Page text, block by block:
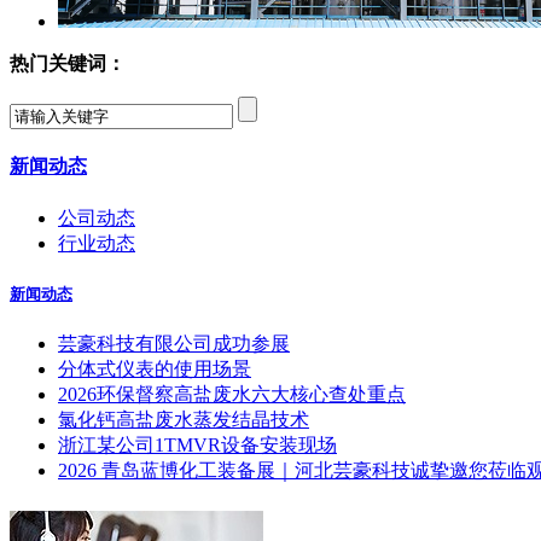
热门关键词：
新闻动态
公司动态
行业动态
新闻动态
芸豪科技有限公司成功参展
分体式仪表的使用场景
2026环保督察高盐废水六大核心查处重点
氯化钙高盐废水蒸发结晶技术
浙江某公司1TMVR设备安装现场
2026 青岛蓝博化工装备展｜河北芸豪科技诚挚邀您莅临